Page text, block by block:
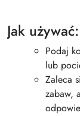
Jak używać:
Podaj
lub
Zaleca
zabaw,